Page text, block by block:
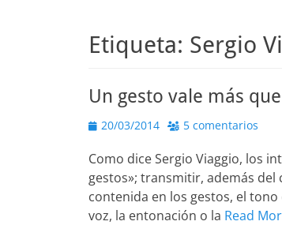
Etiqueta: Sergio
Un gesto vale más
Publicado
20/03/2014 5 comentarios
Como dice Sergio Viaggio, los
gestos»; transmitir, además
contenida en los gestos, el
voz, la entonación o la Read